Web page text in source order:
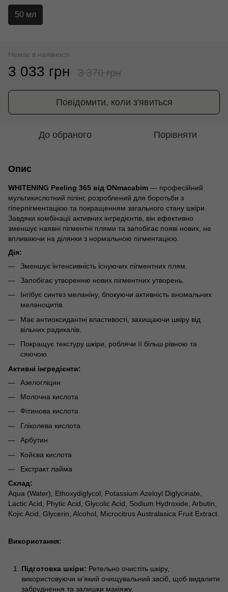
50 мл
Немає в наявності
3 033 грн 3 370 грн
Повідомити, коли з'явиться
До обраного Порівняти
Опис
WHITENING Peeling 365 від ONmacabim — професійний
мультикислотний пілінг, розроблений для боротьби з
гіперпігментацією та покращенням загального стану шкіри.
Завдяки комбінації активних інгредієнтів, він ефективно
зменшує наявні пігментні плями та запобігає появі нових, не
впливаючи на ділянки з нормальною пігментацією.
Дія:
Зменшує інтенсивність існуючих пігментних плям.
Запобігає утворенню нових пігментних утворень.
Інгібує синтез меланіну, блокуючи активність аномальних
меланоцитів.
Має антиоксидантні властивості, захищаючи шкіру від
вільних радикалів.
Покращує текстуру шкіри, роблячи її більш рівною та
сяючою.
Активні інгредієнти:
Азелогліцин
Молочна кислота
Фітинова кислота
Гліколева кислота
Арбутин
Койєва кислота
Екстракт лайма
Склад:
Aqua (Water), Ethoxydiglycol, Potassium Azeloyl Diglycinate,
Lactic Acid, Phytic Acid, Glycolic Acid, Sodium Hydroxide, Arbutin,
Kojic Acid, Glycerin, Alcohol, Microcitrus Australasica Fruit Extract.
Використання:
Підготовка шкіри: Ретельно очистіть шкіру,
використовуючи м'який очищувальний засіб, щоб видалити
забруднення та залишки макіяжу.